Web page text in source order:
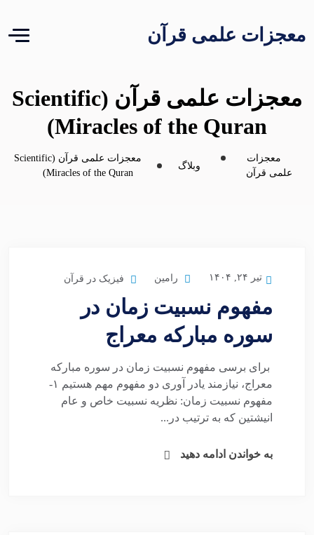
معجزات علمی قرآن
معجزات علمی قرآن (Scientific
Miracles of the Quran)
معجزات
علمی قرآن
وبلاگ
معجزات علمی قرآن (Scientific
Miracles of the Quran)
تیر ۲۴, ۱۴۰۴ رامین فیزیک در قرآن
مفهوم نسبیت زمان در
سوره مبارکه معراج
برای برسی مفهوم نسبیت زمان در سوره مبارکه
معراج، نیازمند یادر آوری دو مفهوم مهم هستیم ۱-
مفهوم نسبیت زمان: نظریه نسبیت خاص و عام
انیشتین که به ترتیب در...
به خواندن ادامه دهید